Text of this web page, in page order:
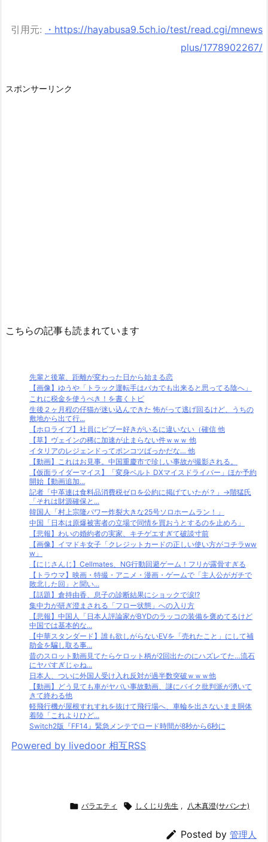
引用元:
・https://hayabusa9.5ch.io/test/read.cgi/mnews
plus/1778902267/
スポンサーリンク
こちらの記事も読まれています
先輩と後輩、距離が変わった日から始まる恋
【画像】ゆうや「トラック運転手はバカでも出来ると思ってる陰へ」
これに税金を使うべき！を書くトピ
生後２ヶ月程の仔猫が迷い込んできた 怖がって逃げ回るけど、うちの
敷地から出て行...
【ホロライブ】社員にビブー好きがいるに違いない（確信 他
【草】ヴェインの稀に加速が止まらない件ｗｗｗ 他
イタリアのレジェンドってポンコツばっかだな… 他
【動画】これはお見事。中国重慶市で珍しい事故が撮影される。
【仮面ライダーマイス】「変身ベルト DXマイスドライバー」ほか予約
開始【動画追加...
記者「中革連は食料品消費税ゼロを公約に掲げていたが？」→階猛氏
「それは財源確保と...
韓国人「村上宗隆パワー炸裂大きな25号ソロホームラン！」
中国「日本は原爆被害者の立場で同情を買おうとするのを止めろ」
【悲報】わいの婚約者の実家、キチゲエすぎて破談寸前
【画像】イマドキ女子「クレジットカードの正しい使い方がコチラww
w」
【にじさんじ】Cellmates、NG行動回避ゲーム！フリが露骨すぎる
【トラウマ】映画・特撮・アニメ・漫画・ゲームで「主人公がガチで
敗北した回」と聞い...
【話題】倉持由香、息子の診断結果にショックで涙⁉
集中力が研ぎ澄まされる「フロー状態」への入り方
【悲報】中国人「日本人評論家がBYDのラッコの装備を褒めてるけど
中国では基本的な...
【中華スタンダード】誰も欲しがらないEVを「売れたこと」にして補
助金を騙し取る事...
昔のスロット動画見てたらケロット柄が2回出たのにハズレてた…流石
にヤバすぎじゃね...
日本人、ついに外国人受け入れ反対が過半数突破ｗｗｗ他
【動画】どう見ても車がヤバい事故動画、謎にバイク批判派が湧いて
きて終わる他
軽飛行機が屋根すれすれを抜けて飛行場へ、車輪を出さないまま胴体
着陸「これよりひど...
Switch2版『FF14』緊急メンテでロード時間が8秒から6秒に
Powered by livedoor 相互RSS
 バラエティ  しくじり先生 , 八木真澄(サバンナ)
 Posted by 管理人